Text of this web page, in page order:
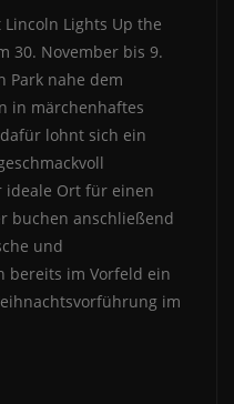
Lights Up the
30. November bis 9.
Park nahe dem
in märchenhaftes
lohnt sich ein
ideale Ort für einen
buchen anschließend
und
bereits im Vorfeld ein
im